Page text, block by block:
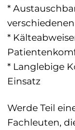
*
*
* Langlebige
Einsatz
Werde Teil
Fachleuten,